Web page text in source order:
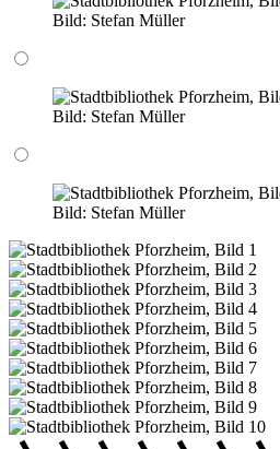
Bild: Stefan Müller
Bild: Stefan Müller
Bild: Stefan Müller